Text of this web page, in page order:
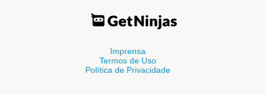
Imprensa
Termos de Uso
Política de Privacidade